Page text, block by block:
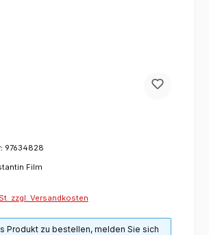
97634828
Film
zzgl. Versandkosten
Produkt zu bestellen, melden Sie sich